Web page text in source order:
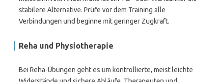
stabilere Alternative. Prüfe vor dem Training alle
Verbindungen und beginne mit geringer Zugkraft.
Reha und Physiotherapie
Bei Reha-Übungen geht es um kontrollierte, meist leichte